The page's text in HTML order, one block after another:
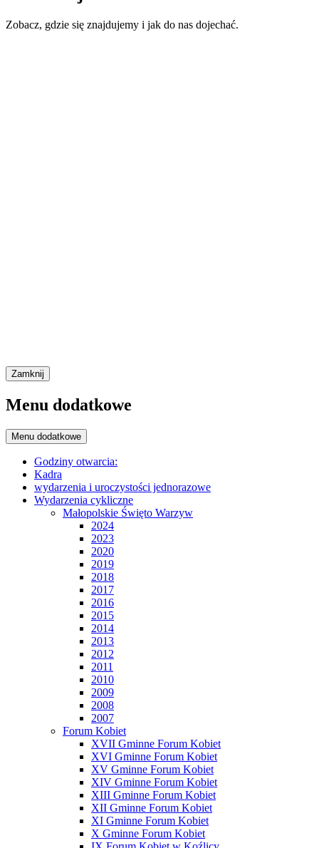
Zobacz, gdzie się znajdujemy i jak do nas dojechać.
Zamknij
Menu dodatkowe
Menu dodatkowe
Godziny otwarcia:
Kadra
wydarzenia i uroczystości jednorazowe
Wydarzenia cykliczne
Małopolskie Święto Warzyw
2024
2023
2020
2019
2018
2017
2016
2015
2014
2013
2012
2011
2010
2009
2008
2007
Forum Kobiet
XVII Gminne Forum Kobiet
XVI Gminne Forum Kobiet
XV Gminne Forum Kobiet
XIV Gminne Forum Kobiet
XIII Gminne Forum Kobiet
XII Gminne Forum Kobiet
XI Gminne Forum Kobiet
X Gminne Forum Kobiet